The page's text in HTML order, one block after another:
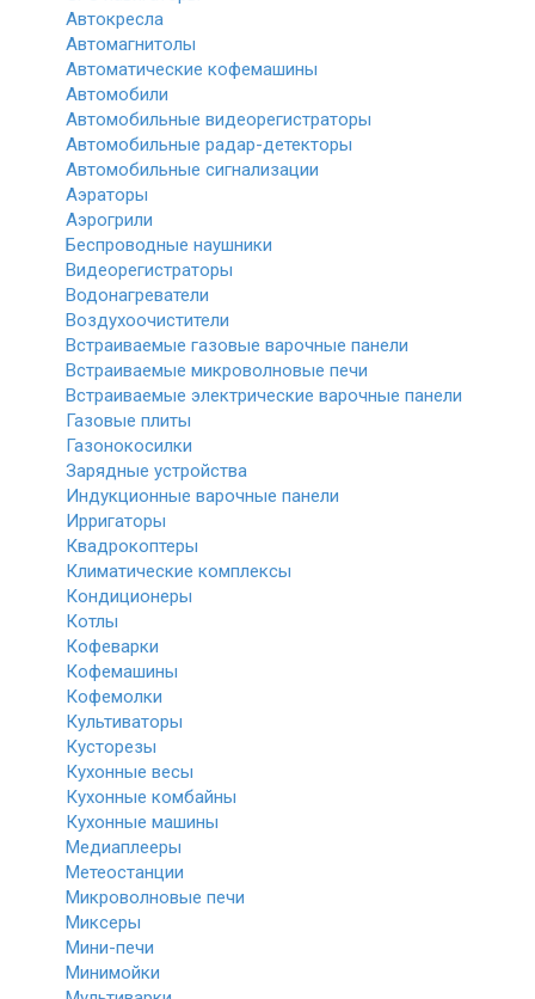
Автокресла
Автомагнитолы
Автоматические кофемашины
Автомобили
Автомобильные видеорегистраторы
Автомобильные радар-детекторы
Автомобильные сигнализации
Аэраторы
Аэрогрили
Беспроводные наушники
Видеорегистраторы
Водонагреватели
Воздухоочистители
Встраиваемые газовые варочные панели
Встраиваемые микроволновые печи
Встраиваемые электрические варочные панели
Газовые плиты
Газонокосилки
Зарядные устройства
Индукционные варочные панели
Ирригаторы
Квадрокоптеры
Климатические комплексы
Кондиционеры
Котлы
Кофеварки
Кофемашины
Кофемолки
Культиваторы
Кусторезы
Кухонные весы
Кухонные комбайны
Кухонные машины
Медиаплееры
Метеостанции
Микроволновые печи
Миксеры
Мини-печи
Минимойки